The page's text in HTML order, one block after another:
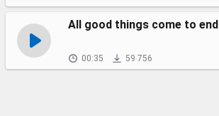
All good things come to end
00:35 59 756